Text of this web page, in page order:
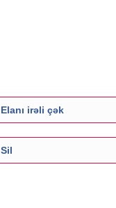
Elanı irəli çək
Sil